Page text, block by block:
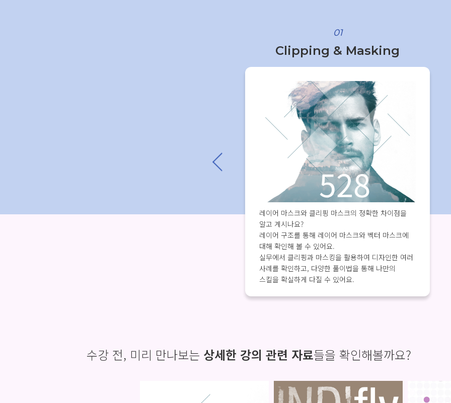
01
Clipping & Masking
레이어 마스크와 클리핑 마스크의 정확한 차이점을
알고 계시나요?
레이어 구조를 통해 레이어 마스크와 벡터 마스크에
대해 확인해 볼 수 있어요.
실무에서 클리핑과 마스킹을 활용하여 디자인한 여러
사례를 확인하고, 다양한 풀이법을 통해 나만의
스킬을 확실하게 다질 수 있어요.
수강 전, 미리 만나보는 상세한 강의 관련 자료들을 확인해볼까요?